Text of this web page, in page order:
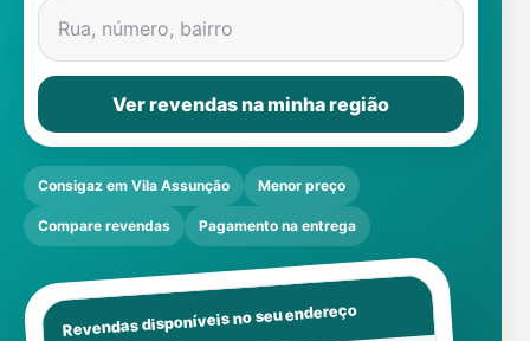
Contatos
Rua, número, bairro
Ver revendas na minha região
Consigaz em Vila Assunção Menor preço
Compare revendas Pagamento na entrega
Revendas disponíveis no seu endereço